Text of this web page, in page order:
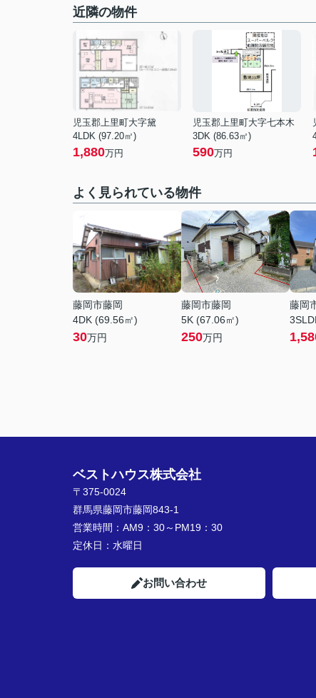
近隣の物件
児玉郡上里町大字黛
4LDK (97.20㎡)
1,880万円
児玉郡上里町大字七本木
3DK (86.63㎡)
590万円
よく見られている物件
藤岡市藤岡
4DK (69.56㎡)
30万円
藤岡市藤岡
5K (67.06㎡)
250万円
藤岡
ベストハウス株式会社
〒375-0024
群馬県藤岡市藤岡843-1
営業時間： AM9：30～PM19：30
定休日： 水曜日
お問い合わせ